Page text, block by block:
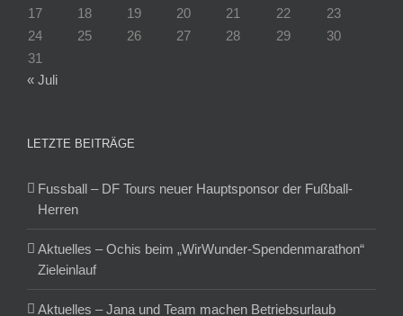
17
18 19 20 21 22
23
24
25 26 27 28 29
30
31
« Juli
LETZTE BEITRÄGE
Fussball – DF Tours neuer Hauptsponsor der Fußball-
Herren
Aktuelles – Ochis beim „WirWunder-Spendenmarathon“
Zieleinlauf
Aktuelles – Jana und Team machen Betriebsurlaub